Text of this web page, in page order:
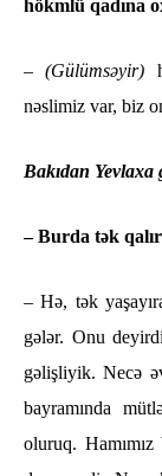
hökmlü qadına
–(Gülümsəyir)
nəslimiz var, biz
Bakıdan
– Burda tək
– Hə, tək
gələr. Onu
gəlişliyik. Necə
bayramında
oluruq.